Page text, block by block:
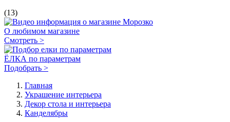
(13)
О любимом магазине
Смотреть >
ЁЛКА по параметрам
Подобрать >
Главная
Украшение интерьера
Декор стола и интерьера
Канделябры